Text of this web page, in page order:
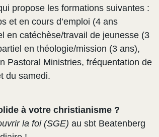
propose les formations suivantes :
et en cours d’emploi (4 ans
en catéchèse/travail de jeunesse (3
en théologie/mission (3 ans),
Pastoral Ministries, fréquentation de
du samedi.
à votre christianisme ?
la foi (SGE) au sbt Beatenberg